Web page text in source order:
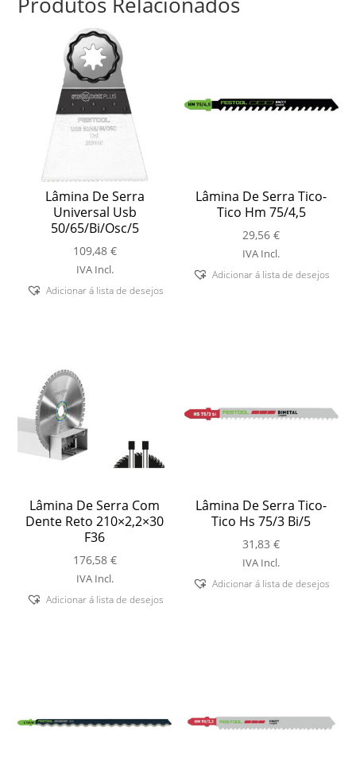
Lâmina De Serra
Universal Usb
50/65/Bi/Osc/5
109,48 €
IVA Incl.
Adicionar á lista de desejos
Lâmina De Serra Tico-
Tico Hm 75/4,5
29,56€
IVA Incl.
Adicionar á lista de desejos
Lâmina De Serra Com
Dente Reto 210×2,2×30
F36
176,58 €
IVA Incl.
Adicionar á lista de desejos
Lâmina De Serra Tico-
Tico Hs 75/3 Bi/5
31,83€
IVA Incl.
Adicionar á lista de desejos